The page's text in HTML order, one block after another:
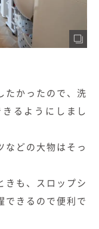
たかったので、洗
るようにしまし
などの大物はそっ
きも、スロップシ
できるので便利で